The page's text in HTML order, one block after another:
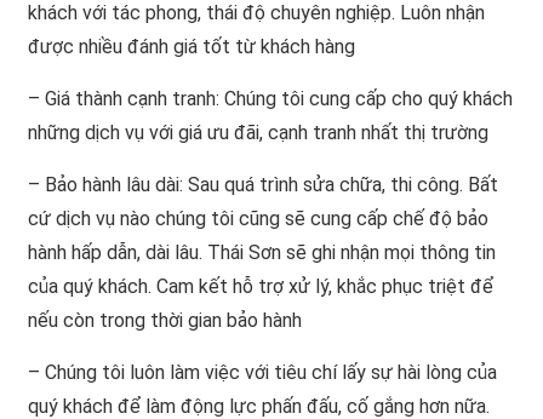
khách với tác phong, thái độ chuyên nghiệp. Luôn nhận
được nhiều đánh giá tốt từ khách hàng
– Giá thành cạnh tranh: Chúng tôi cung cấp cho quý khách
những dịch vụ với giá ưu đãi, cạnh tranh nhất thị trường
– Bảo hành lâu dài: Sau quá trình sửa chữa, thi công. Bất
cứ dịch vụ nào chúng tôi cũng sẽ cung cấp chế độ bảo
hành hấp dẫn, dài lâu. Thái Sơn sẽ ghi nhận mọi thông tin
của quý khách. Cam kết hỗ trợ xử lý, khắc phục triệt để
nếu còn trong thời gian bảo hành
– Chúng tôi luôn làm việc với tiêu chí lấy sự hài lòng của
quý khách để làm động lực phấn đấu, cố gắng hơn nữa.